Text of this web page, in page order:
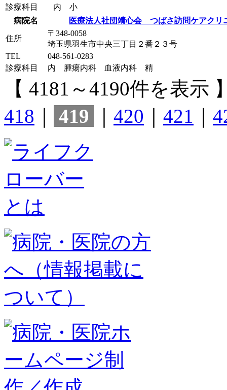
診療科目
内 小
病院名
医療法人社団靖心会 つばさ訪問ケアクリ
住所
〒348-0058
埼玉県羽生市中央三丁目２番２３号
TEL
048-561-0283
診療科目
内 腫瘍内科 血液内科 精
【 4181～4190件を表示
418
419 420 421